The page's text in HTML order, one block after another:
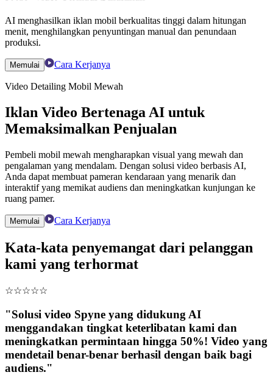
AI menghasilkan iklan mobil berkualitas tinggi dalam hitungan
menit, menghilangkan penyuntingan manual dan penundaan
produksi.
Memulai Cara Kerjanya
Video Detailing Mobil Mewah
Iklan Video Bertenaga AI untuk
Memaksimalkan Penjualan
Pembeli mobil mewah mengharapkan visual yang mewah dan
pengalaman yang mendalam. Dengan solusi video berbasis AI,
Anda dapat membuat pameran kendaraan yang menarik dan
interaktif yang memikat audiens dan meningkatkan kunjungan ke
ruang pamer.
Memulai Cara Kerjanya
Kata-kata penyemangat dari pelanggan
kami yang terhormat
☆☆☆☆☆
"Solusi video Spyne yang didukung AI
menggandakan tingkat keterlibatan kami dan
meningkatkan permintaan hingga 50%! Video yang
mendetail benar-benar berhasil dengan baik bagi
audiens."